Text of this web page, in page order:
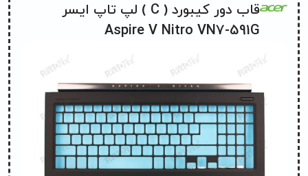
قاب دور کیبورد ( C ) لپ تاپ ایسر
Aspire V Nitro VN7-591G